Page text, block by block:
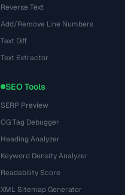
Reverse Text
Add/Remove Line Numbers
Text Diff
Text Extractor
SEO Tools
SERP Preview
OG Tag Debugger
Heading Analyzer
Keyword Density Analyzer
Readability Score
XML Sitemap Generator